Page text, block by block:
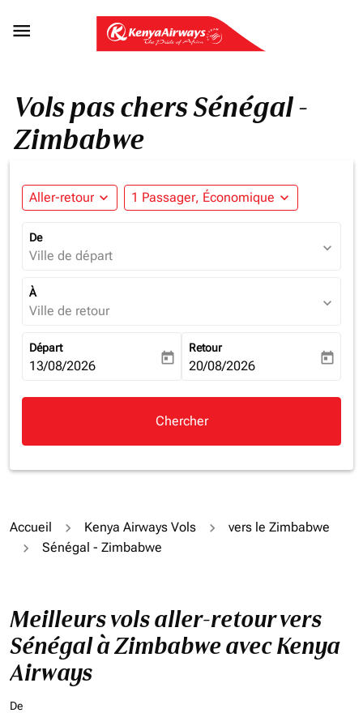

Vols pas chers Sénégal -
Zimbabwe
Aller-retour expand_more 1 Passager, Économique expand_more
De
Ville de départ expand_more
À
Ville de retour expand_more
Départ
fc-booking-departure-date-aria-label
13/08/2026 today
Retour
fc-booking-return-date-aria-
20/08/2026 today
Chercher
Accueil Kenya Airways Vols
vers le Zimbabwe
Sénégal - Zimbabwe
Meilleurs vols aller-retour vers
Sénégal à Zimbabwe avec Kenya
Airways
De